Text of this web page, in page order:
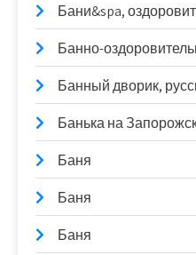
Бани&spa,
Банно-
Банный дворик,
Банька на
Баня
Баня
Баня